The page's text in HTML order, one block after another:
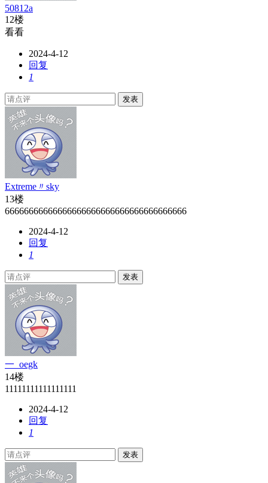
50812a
12楼
看看
2024-4-12
回复
1
发表
Extreme〃sky
13楼
66666666666666666666666666666666666666
2024-4-12
回复
1
发表
一_oegk
14楼
11111111111111111
2024-4-12
回复
1
发表